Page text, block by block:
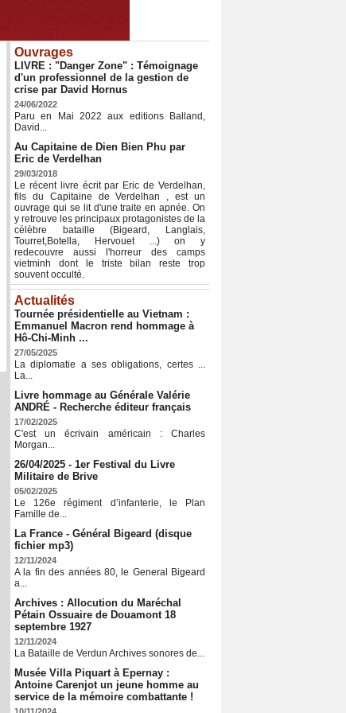
Ouvrages
LIVRE : "Danger Zone" : Témoignage
d'un professionnel de la gestion de
crise par David Hornus
24/06/2022
Paru en Mai 2022 aux editions Balland,
David...
Au Capitaine de Dien Bien Phu par
Eric de Verdelhan
29/03/2018
Le récent livre écrit par Eric de Verdelhan,
fils du Capitaine de Verdelhan , est un
ouvrage qui se lit d'une traite en apnée. On
y retrouve les principaux protagonistes de la
célèbre bataille (Bigeard, Langlais,
Tourret,Botella, Hervouet ...) on y
redecouvre aussi l'horreur des camps
vietminh dont le triste bilan reste trop
souvent occulté.
Actualités
Tournée présidentielle au Vietnam :
Emmanuel Macron rend hommage à
Hô-Chi-Minh ...
27/05/2025
La diplomatie a ses obligations, certes ...
La...
Livre hommage au Générale Valérie
ANDRÉ - Recherche éditeur français
17/02/2025
C'est un écrivain américain : Charles
Morgan...
26/04/2025 - 1er Festival du Livre
Militaire de Brive
05/02/2025
Le 126e régiment d’infanterie, le Plan
Famille de...
La France - Général Bigeard (disque
fichier mp3)
12/11/2024
A la fin des années 80, le General Bigeard
a...
Archives : Allocution du Maréchal
Pétain Ossuaire de Douamont 18
septembre 1927
12/11/2024
La Bataille de Verdun Archives sonores de...
Musée Villa Piquart à Epernay :
Antoine Carenjot un jeune homme au
service de la mémoire combattante !